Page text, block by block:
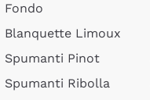
Fondo
Blanquette Limoux
Spumanti Pinot
Spumanti Ribolla